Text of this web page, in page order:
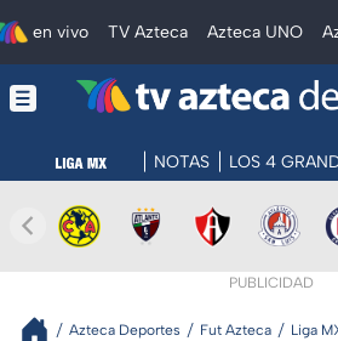
en vivo TV Azteca Azteca UNO
NOTAS LOS 4
PUBLICIDAD
Azteca Deportes Fut Azteca Liga